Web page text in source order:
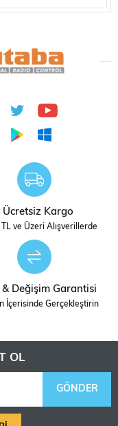
dalgaları ve
edecek şekilde
Ücretsiz Kargo
ve Üzeri Alışverillerde
& Değişim Garantisi
İçerisinde Gerçekleştirin
OL
GÖNDER